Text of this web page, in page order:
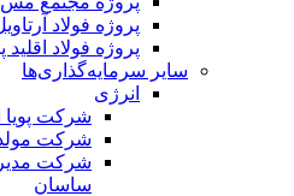
پروژه فولاد
پروژه فولاد
سایر سرمایه‌گذاری‌ها
انرژی
شرکت پویا
شرکت
شرکت
ساسان